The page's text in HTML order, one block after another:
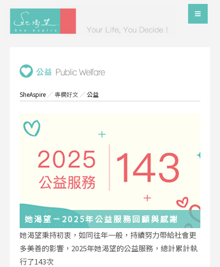
SheAspire ／專欄好文 ／公益
她渴望－2025年公益服務回顧與感謝
她渴望秉持初衷，如同往年一般，持續努力帶給社會更
多美善的影響，2025年她渴望的公益服務，總計累計執
行了143次